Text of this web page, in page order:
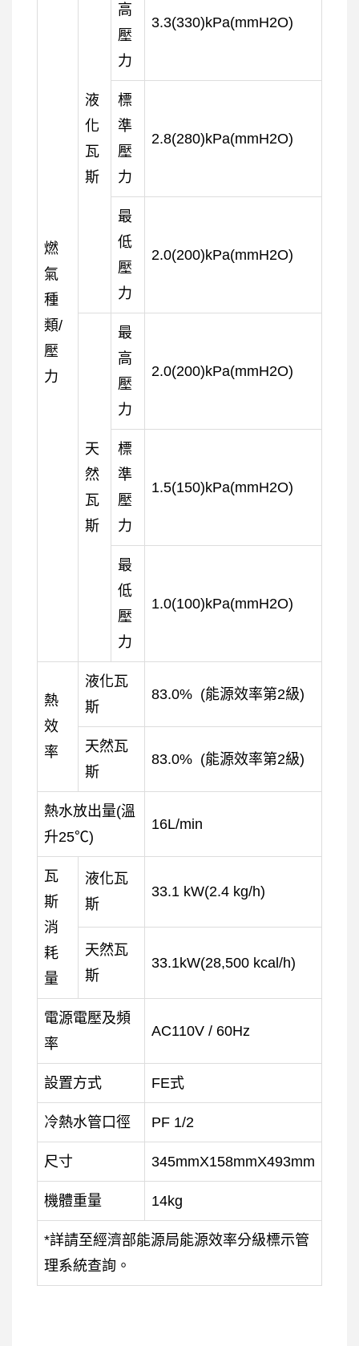
燃
氣
種
類/
壓
力
液
化
瓦
斯
高
壓
力
3.3(330)kPa(mmH2O)
標
準
壓
力
2.8(280)kPa(mmH2O)
最
低
壓
力
2.0(200)kPa(mmH2O)
天
然
瓦
斯
最
高
壓
力
2.0(200)kPa(mmH2O)
標
準
壓
力
1.5(150)kPa(mmH2O)
最
低
壓
力
1.0(100)kPa(mmH2O)
熱
效
率
液化瓦
斯
83.0% (能源效率第2級)
天然瓦
斯
83.0% (能源效率第2級)
熱水放出量(溫
升25℃)
16L/min
瓦
斯
消
耗
量
液化瓦
斯
33.1 kW(2.4 kg/h)
天然瓦
斯
33.1kW(28,500 kcal/h)
電源電壓及頻
率
AC110V / 60Hz
設置方式 FE式
冷熱水管口徑 PF 1/2
尺寸 345mmX158mmX493mm
機體重量 14kg
*詳請至經濟部能源局能源效率分級標示管
理系統查詢。